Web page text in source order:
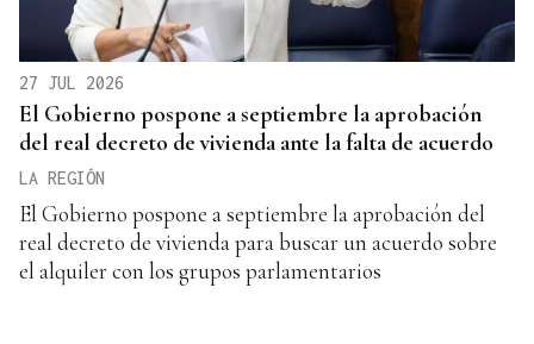
27 JUL 2026
El Gobierno pospone a septiembre la aprobación
del real decreto de vivienda ante la falta de acuerdo
LA REGIÓN
El Gobierno pospone a septiembre la aprobación del
real decreto de vivienda para buscar un acuerdo sobre
el alquiler con los grupos parlamentarios